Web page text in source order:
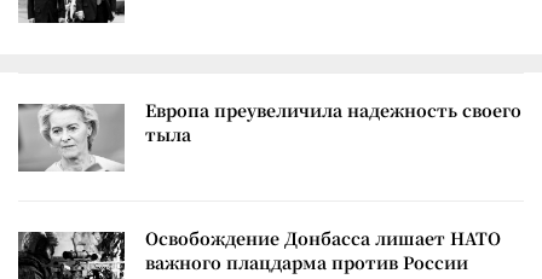
Европа преувеличила надежность своего
тыла
Освобождение Донбасса лишает НАТО
важного плацдарма против России